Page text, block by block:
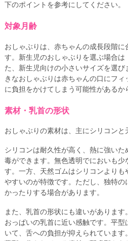
下のポイントを参考にしてください。
対象月齢
おしゃぶりは、赤ちゃんの成長段階に
す。新生児のおしゃぶりを選ぶ場合
た、新生児向けの小さいサイズを選
きなおしゃぶりは赤ちゃんの口にフィ
に負担をかけてしまう可能性があるか
素材・乳首の形状
おしゃぶりの素材は、主にシリコンと
シリコンは耐久性が高く、熱に強い
毒ができます。無色透明でにおいも
す。一方、天然ゴムはシリコンより
やすいのが特徴です。ただし、独特
かったりする場合があります。
また、乳首の形状にも違いがあります
おっぱいの乳首に近い感触です。平
いて、舌への負担が抑えられていま